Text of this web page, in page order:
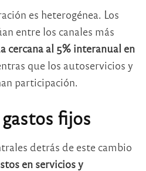
es heterogénea. Los
entre los canales más
cercana al 5% interanual en
que los autoservicios y
participación.
fijos
detrás de este cambio
en servicios y